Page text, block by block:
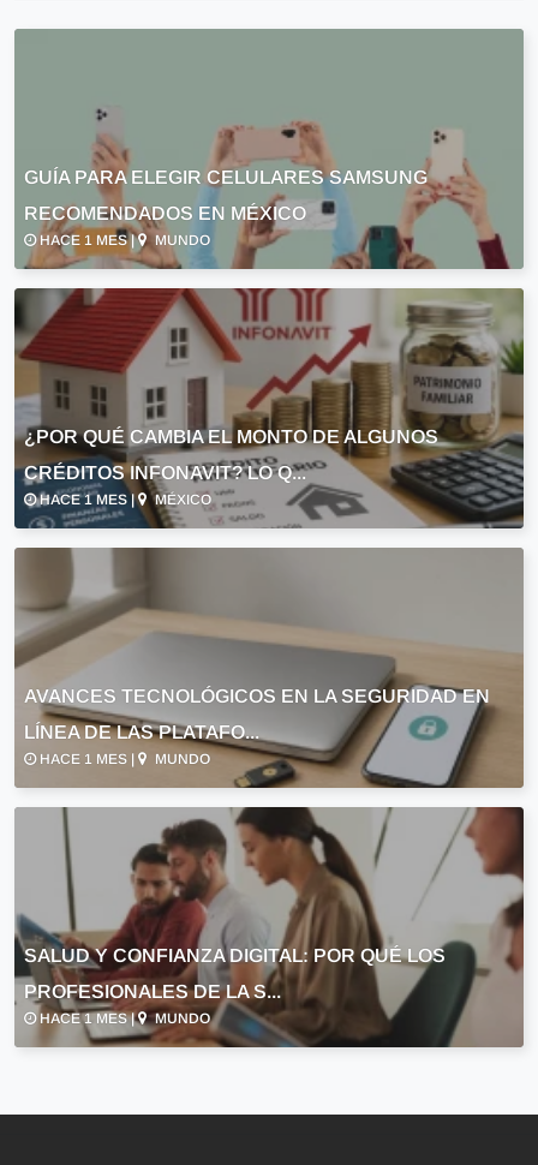
GUÍA PARA ELEGIR CELULARES SAMSUNG
RECOMENDADOS EN MÉXICO
HACE 1 MES | MUNDO
¿POR QUÉ CAMBIA EL MONTO DE ALGUNOS
CRÉDITOS INFONAVIT? LO Q...
HACE 1 MES | MÉXICO
AVANCES TECNOLÓGICOS EN LA SEGURIDAD EN
LÍNEA DE LAS PLATAFO...
HACE 1 MES | MUNDO
SALUD Y CONFIANZA DIGITAL: POR QUÉ LOS
PROFESIONALES DE LA S...
HACE 1 MES | MUNDO